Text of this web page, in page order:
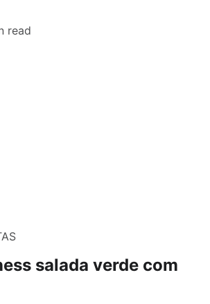
read
salada verde com